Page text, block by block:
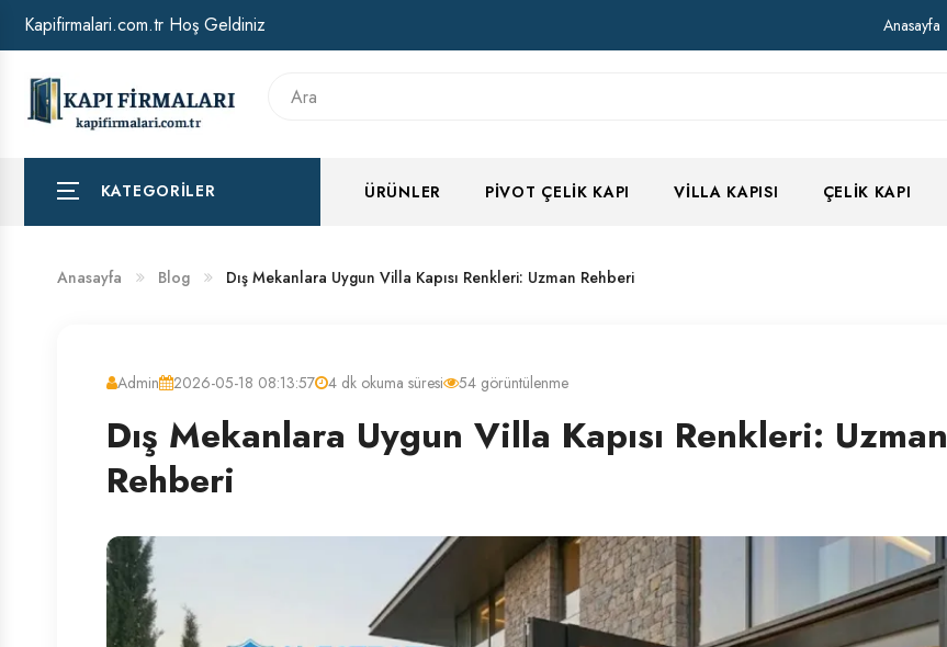
HAKKIMIZDA
BANKA HESAP NUMARALARIMIZ
Kapifirmalari.com.tr Hoş Geldiniz Anasayfa
KATEGORILER ÜRÜNLER PIVOT ÇELIK KAPI VILLA KAPISI ÇELIK KAPI
Anasayfa Blog Dış Mekanlara Uygun Villa Kapısı Renkleri: Uzman Rehberi
Admin 2026-05-18 08:13:57 4 dk okuma süresi 54 görüntülenme
Dış Mekanlara Uygun Villa Kapısı Renkleri: Uzman
Rehberi